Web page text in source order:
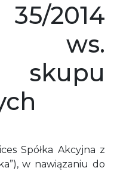
2014
ws.
skupu
Spółka Akcyjna z
w nawiązaniu do